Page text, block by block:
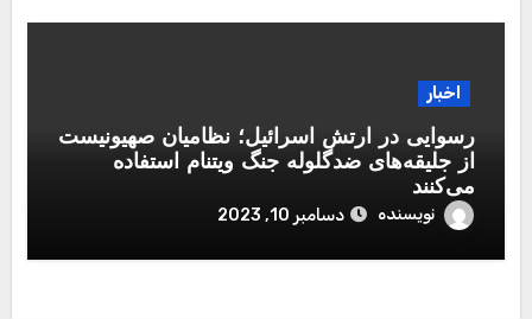
اخبار
رسوایی در ارتش اسرائیل؛ نظامیان صهیونیست
از جلیقه‌های ضدگلوله جنگ ویتنام استفاده
می‌‌کنند
نویسنده دسامبر 10, 2023